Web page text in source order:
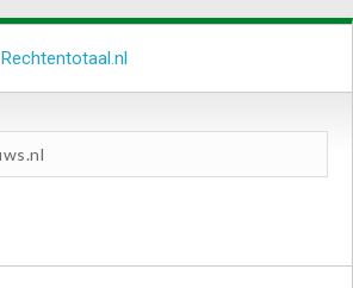
Rechtentotaal.nl